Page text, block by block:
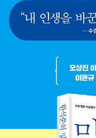
해야 할 때 등 다양한 상황
개하며, 아이들이 내 마음
들어 가는 힘을 기르길 바